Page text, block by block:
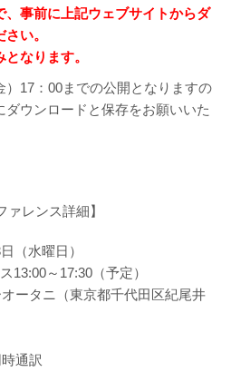
、事前に上記ウェブサイトからダ
い。
なります。
17：00までの公開となりますの
ウンロードと保存をお願いいた
ァレンス詳細】
水曜日）
13:00～17:30（予定）
タニ（東京都千代田区紀尾井
通訳